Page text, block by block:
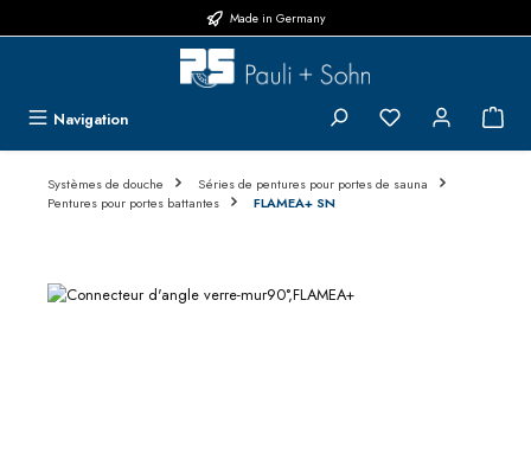
Made in Germany
Navigation Vous avez 0
Systèmes de douche
Séries de pentures pour portes de sauna
Pentures pour portes battantes
FLAMEA+ SN
Ignorer la galerie d'images